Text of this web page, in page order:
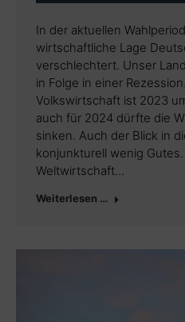
In der aktuellen
wirtschaftliche Lage
verschlechtert. Unser
in Folge in einer
Volkswirtschaft ist 2023
auch für 2024 dürfte die
sinken. Auch der Blick in
konjunkturell wenig
Weltwirtschaft…
Weiterlesen …